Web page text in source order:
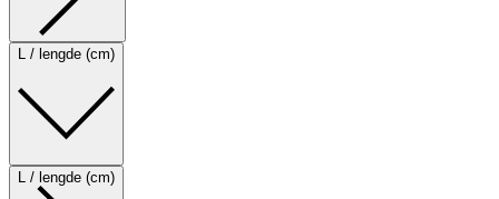
L / lengde (cm)
L / lengde (cm)